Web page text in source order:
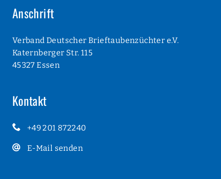
Anschrift
Verband Deutscher Brieftaubenzüchter e.V.
Katernberger Str. 115
45327 Essen
Kontakt
+49 201 872240
E-Mail senden